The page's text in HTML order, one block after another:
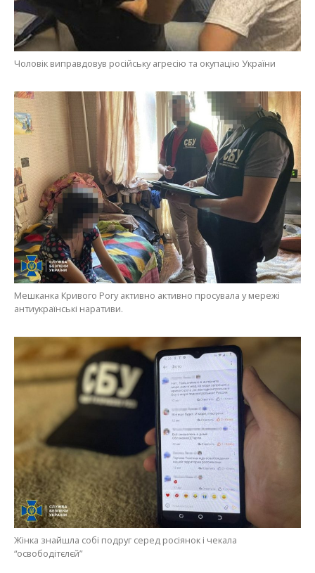
Чоловік виправдовув російську агресію та окупацію України
Мешканка Кривого Рогу активно активно просувала у мережі
антиукраїнські наративи.
Жінка знайшла собі подруг серед росіянок і чекала
“освободітєлєй”